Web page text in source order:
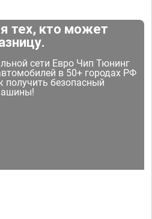
тех, кто может
сети Евро Чип Тюнинг
в 50+ городах РФ
получить безопасный